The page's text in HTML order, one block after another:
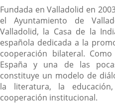
Fundada en Valladolid en
el Ayuntamiento de
Valladolid, la Casa de la
española dedicada a la
cooperación bilateral.
España y una de las
constituye un modelo de
la literatura, la
cooperación institucional.